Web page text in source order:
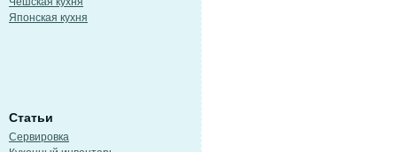
Японская кухня
Статьи
Сервировка